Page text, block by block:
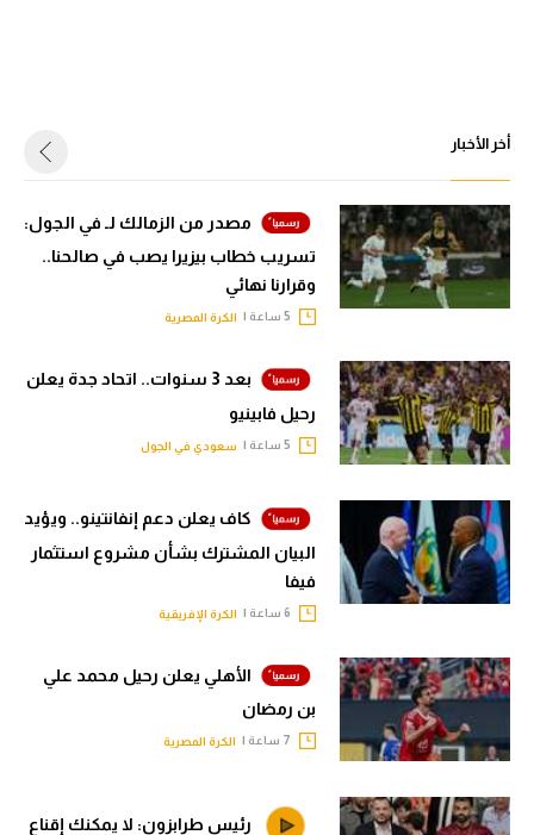
أخر الأخبار
مصدر من الزمالك لـ في الجول:
تسريب خطاب بيزيرا يصب في صالحنا..
وقرارنا نهائي
الكرة المصرية
بعد 3 سنوات.. اتحاد جدة يعلن
رحيل فابينيو
سعودي في الجول
كاف يعلن دعم إنفانتينو.. ويؤيد
البيان المشترك بشأن مشروع استثمار
فيفا
الكرة الإفريقية
الأهلي يعلن رحيل محمد علي
بن رمضان
الكرة المصرية
رئيس طرابزون: لا يمكنك إقناع